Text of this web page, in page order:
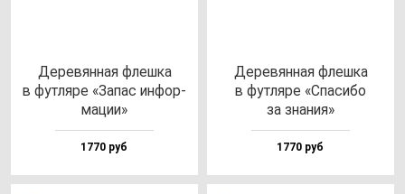
Дере­вян­ная флеш­ка
в фут­ля­ре «Запас ин­фор­
ма­ции»
1770 руб
Дере­вян­ная флеш­ка
в фут­ля­ре «Спа­си­бо
за зна­ния»
1770 руб